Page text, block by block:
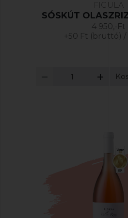
FIGULA
SÓSKÚT
4 950,-Ft
+50 Ft (bruttó) /